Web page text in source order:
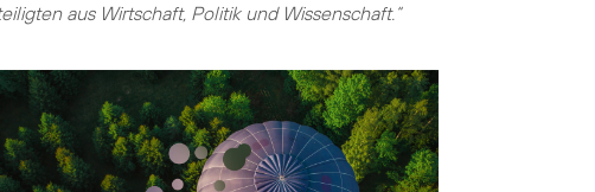
aus Wirtschaft, Politik und Wissenschaft.“